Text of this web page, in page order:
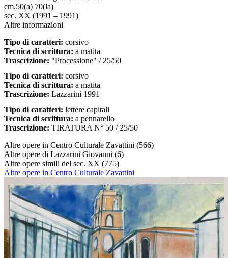
cm.50(a) 70(la)
sec. XX (1991 – 1991)
Altre informazioni
Tipo di caratteri: corsivo
Tecnica di scrittura: a matita
Trascrizione: "Processione" / 25/50
Tipo di caratteri: corsivo
Tecnica di scrittura: a matita
Trascrizione: Lazzarini 1991
Tipo di caratteri: lettere capitali
Tecnica di scrittura: a pennarello
Trascrizione: TIRATURA N° 50 / 25/50
Altre opere in Centro Culturale Zavattini (566)
Altre opere di Lazzarini Giovanni (6)
Altre opere simili del sec. XX (775)
Altre opere in Centro Culturale Zavattini